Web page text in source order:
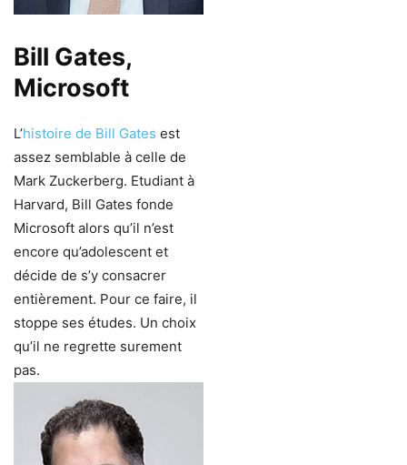
Bill Gates,
Microsoft
L’histoire de Bill Gates est
assez semblable à celle de
Mark Zuckerberg. Etudiant à
Harvard, Bill Gates fonde
Microsoft alors qu’il n’est
encore qu’adolescent et
décide de s’y consacrer
entièrement. Pour ce faire, il
stoppe ses études. Un choix
qu’il ne regrette surement
pas.